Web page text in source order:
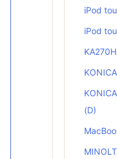
iPod
iPod
(D)